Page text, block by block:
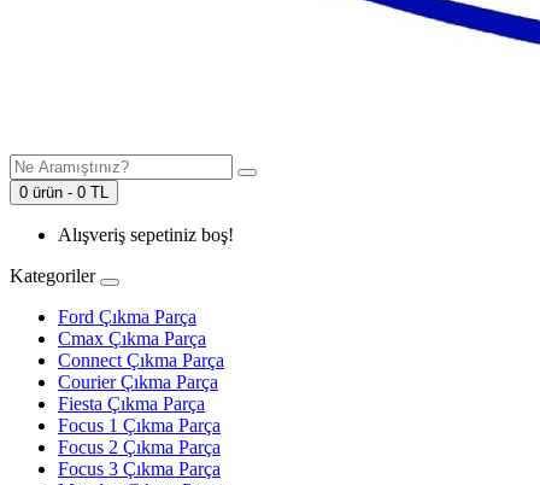
0 ürün - 0 TL
Alışveriş sepetiniz boş!
Kategoriler
Ford Çıkma Parça
Cmax Çıkma Parça
Connect Çıkma Parça
Courier Çıkma Parça
Fiesta Çıkma Parça
Focus 1 Çıkma Parça
Focus 2 Çıkma Parça
Focus 3 Çıkma Parça